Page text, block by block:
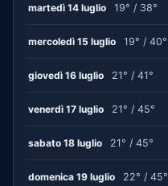
martedì 14 luglio 19° / 38°
mercoledì 15 luglio 19° / 40°
giovedì 16 luglio 21° / 41°
venerdì 17 luglio 21° / 45°
sabato 18 luglio 21° / 45°
domenica 19 luglio 22° / 45°